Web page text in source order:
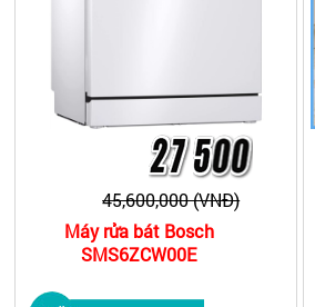
45,600,000 (VNĐ)
Máy rửa bát Bosch
SMS6ZCW00E